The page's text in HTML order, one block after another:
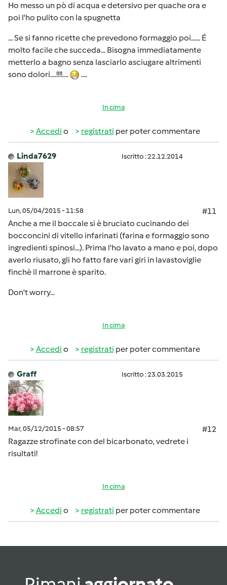
Ho messo un pò di acqua e detersivo per quache ora e
poi l'ho pulito con la spugnetta
... Se si fanno ricette che prevedono formaggio poi...... É
molto facile che succeda... Bisogna immediatamente
metterlo a bagno senza lasciarlo asciugare altrimenti
sono dolori....!!!!....
....
In cima
Accedi o registrati per poter commentare
Linda7629 Iscritto : 22.12.2014
Lun, 05/04/2015 - 11:58
#11
Anche a me il boccale si è bruciato cucinando dei
bocconcini di vitello infarinati (farina e formaggio sono
ingredienti spinosi...). Prima l'ho lavato a mano e poi, dopo
averlo riusato, gli ho fatto fare vari giri in lavastoviglie
finchè il marrone è sparito.
Don't worry...
In cima
Accedi o registrati per poter commentare
Graff Iscritto : 23.03.2015
Mar, 05/12/2015 - 08:57
#12
Ragazze strofinate con del bicarbonato, vedrete i
risultati!
In cima
Accedi o registrati per poter commentare